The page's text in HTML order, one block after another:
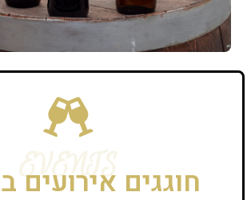
EVENTS
חוגגים אירועים